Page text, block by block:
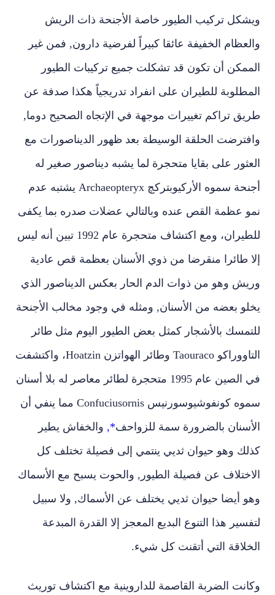
ويشكل تركيب الطيور خاصة الأجنحة ذات الريش
والعظام الخفيفة عائقا كبيراً لفرضية دارون, فمن غير
الممكن أن تكون قد تشكلت جميع تركيبات الطيور
المطلوبة للطيران على انفراد تدريجياً هكذا صدفة عن
طريق تراكم تغييرات موجهة في الإتجاه الصحيح دوما,
وافترضت الحلقة الوسيطة بعد ظهور الديناصورات مع
العثور على بقايا متحجرة لما يشبه ديناصور صغير له
أجنحة سموه الأركيوبتركچ Archaeopteryx يشتبه عدم
نمو عظمة القص عنده وبالتالي عضلات صدره بما يكفى
للطيران، ومع اكتشاف متحجرة عام 1992 تبين أنه ليس
إلا طائرا منقرضا من ذوي الأسنان بعظمة قص عادية
وريش وهو من ذوات الدم الحار بعكس الديناصور الذي
يخلو بعضه من الأسنان, ومثله في وجود مخالب الأجنحة
للتمسك بالأشجار كمثل بعض الطيور اليوم مثل طائر
التاووراكو Taouraco وطائر الهواتزن Hoatzin، واكتشفت
في الصين عام 1995 متحجرة لطائر معاصر له بلا أسنان
سموه كونفوشيوسورنيس Confuciusornis مما ينفي أن
الأسنان بالضرورة سمة للزواحف*, والخفاش يطير
كذلك وهو حيوان ثديي ينتمي إلى فصيلة تختلف كل
الاختلاف عن فصيلة الطيور, والحوت يسبح مع الأسماك
وهو أيضا حيوان ثديي يختلف عن الأسماك, ولا سبيل
لتفسير هذا التنوع البديع المعجز إلا القدرة المبدعة
الخلاقة التي أتقنت كل شيء.
وكانت الضربة القاصمة للداروينية مع اكتشاف توريث